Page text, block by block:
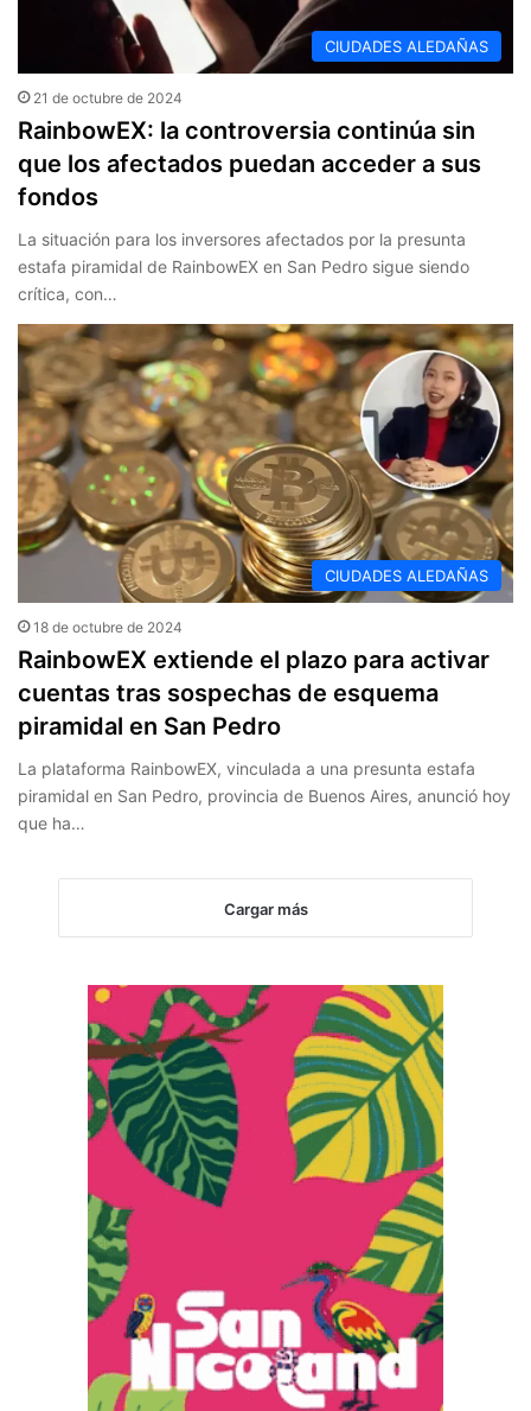
CIUDADES ALEDAÑAS
21 de octubre de 2024
RainbowEX: la controversia continúa sin
que los afectados puedan acceder a sus
fondos
La situación para los inversores afectados por la presunta
estafa piramidal de RainbowEX en San Pedro sigue siendo
crítica, con…
CIUDADES ALEDAÑAS
18 de octubre de 2024
RainbowEX extiende el plazo para activar
cuentas tras sospechas de esquema
piramidal en San Pedro
La plataforma RainbowEX, vinculada a una presunta estafa
piramidal en San Pedro, provincia de Buenos Aires, anunció hoy
que ha…
Cargar más